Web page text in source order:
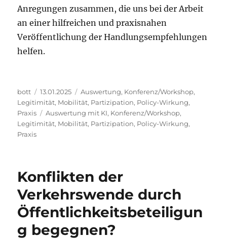
Anregungen zusammen, die uns bei der Arbeit
an einer hilfreichen und praxisnahen
Veröffentlichung der Handlungsempfehlungen
helfen.
Autor
bott
Veröffentlicht
am
13.01.2025 Kategorien
Auswertung, Konferenz/Workshop,
Legitimität, Mobilität, Partizipation, Policy-Wirkung,
Praxis
Schlagwörter
Auswertung mit KI, Konferenz/Workshop,
Legitimität, Mobilität, Partizipation, Policy-Wirkung,
Praxis
Konflikten der
Verkehrswende durch
Öffentlichkeitsbeteiligun
g begegnen?